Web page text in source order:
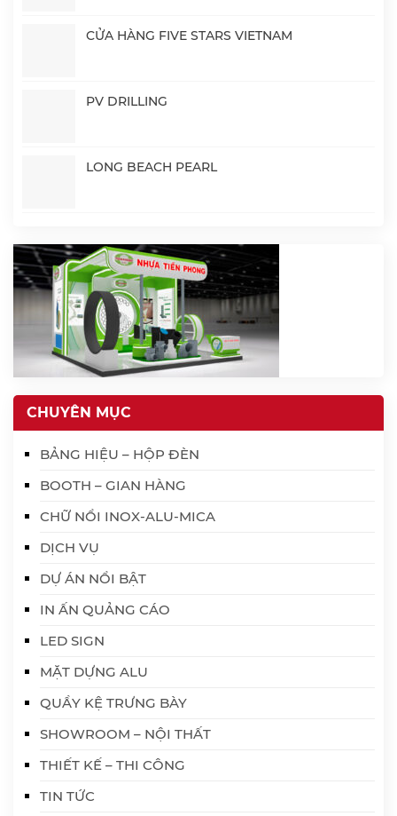
CỬA HÀNG FIVE STARS VIETNAM
PV DRILLING
LONG BEACH PEARL
CHUYÊN MỤC
BẢNG HIỆU – HỘP ĐÈN
BOOTH – GIAN HÀNG
CHỮ NỔI INOX-ALU-MICA
DỊCH VỤ
DỰ ÁN NỔI BẬT
IN ẤN QUẢNG CÁO
LED SIGN
MẶT DỰNG ALU
QUẦY KỆ TRƯNG BÀY
SHOWROOM – NỘI THẤT
THIẾT KẾ – THI CÔNG
TIN TỨC